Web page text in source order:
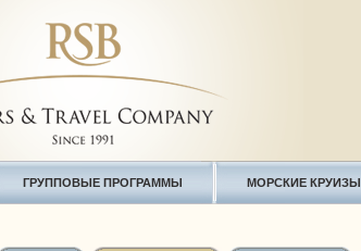
ГРУППОВЫЕ ПРОГРАММЫ МОРСКИЕ КРУИЗЫ